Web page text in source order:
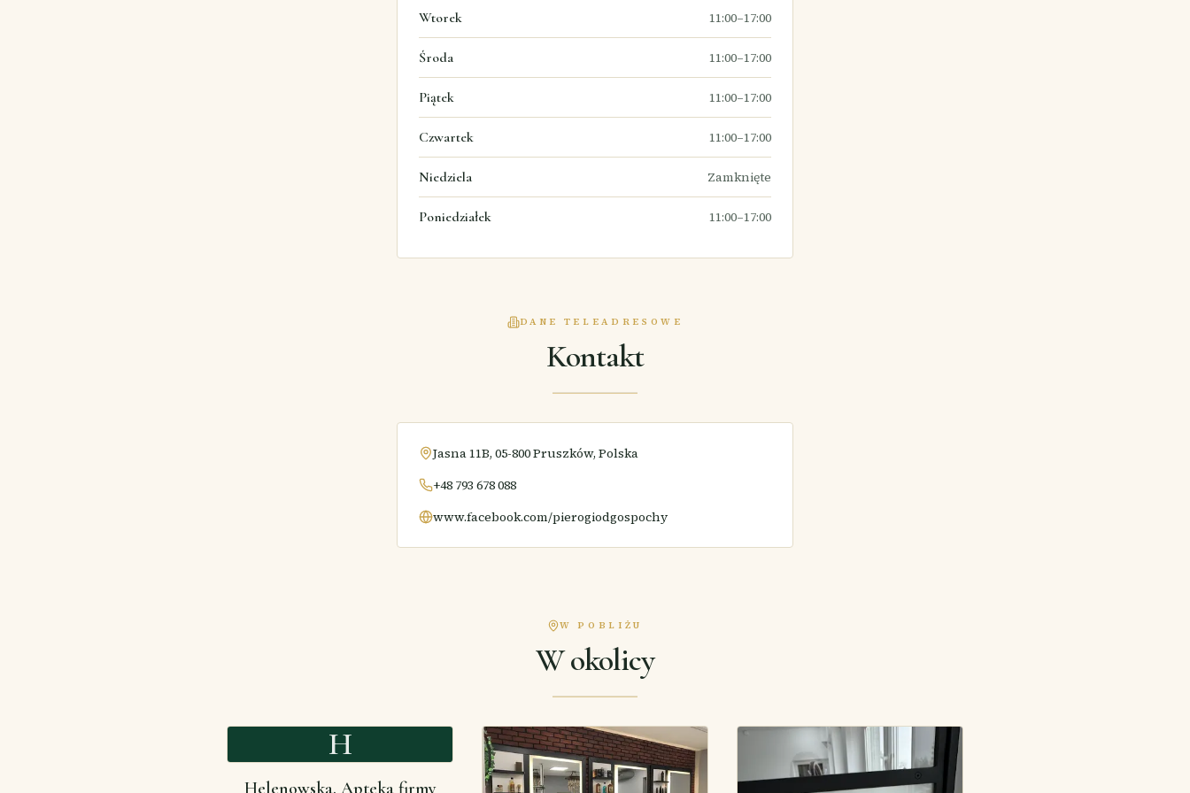
Wtorek 11:00–17:00
Środa 11:00–17:00
Piątek 11:00–17:00
Czwartek 11:00–17:00
Niedziela Zamknięte
Poniedziałek 11:00–17:00
DANE TELEADRESOWE
Kontakt
Jasna 11B, 05-800 Pruszków, Polska
+48 793 678 088
www.facebook.com/pierogiodgospochy
W POBLIŻU
W okolicy
H
Helenowska. Apteka firmy